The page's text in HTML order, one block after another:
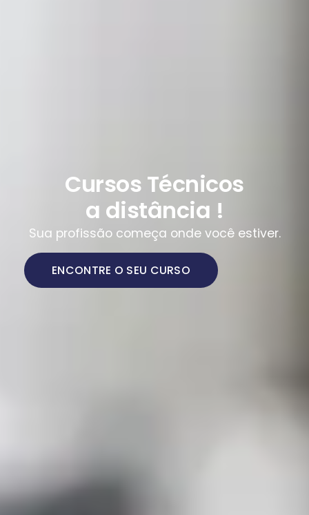
Cursos Técnicos
a distância !
Sua profissão começa onde você estiver.
ENCONTRE O SEU CURSO